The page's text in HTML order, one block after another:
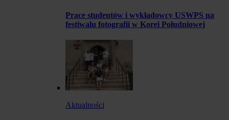
Prace studentów i wykładowcy USWPS na
festiwalu fotografii w Korei Południowej
Aktualności